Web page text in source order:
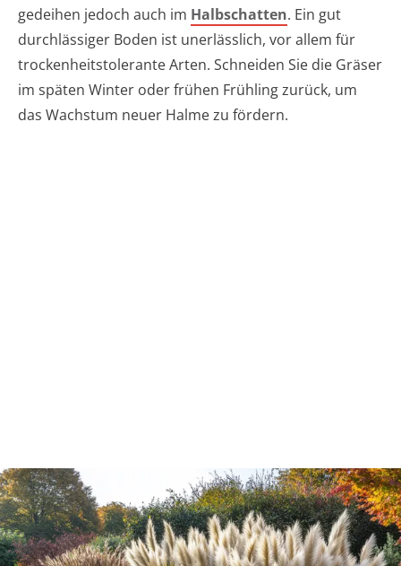
gedeihen jedoch auch im Halbschatten. Ein gut
durchlässiger Boden ist unerlässlich, vor allem für
trockenheitstolerante Arten. Schneiden Sie die Gräser
im späten Winter oder frühen Frühling zurück, um
das Wachstum neuer Halme zu fördern.